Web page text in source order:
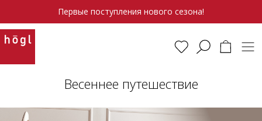
Первые поступления нового сезона!
Весеннее путешествие